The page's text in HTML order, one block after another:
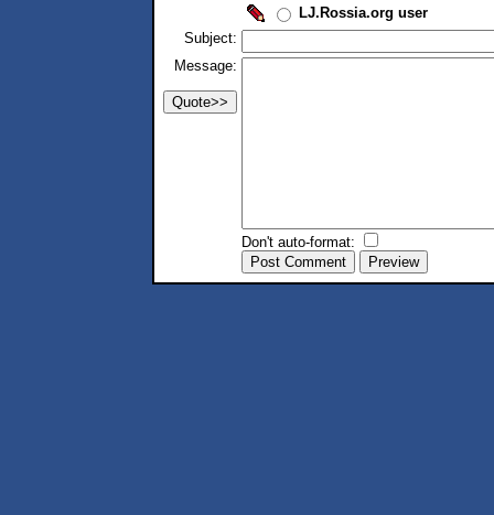
LJ.Rossia.org user
Subject:
Message:
Don't auto-format: